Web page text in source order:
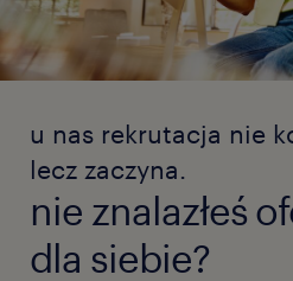
u nas rekrutacja nie
lecz zaczyna.
nie znalazłeś
dla siebie?